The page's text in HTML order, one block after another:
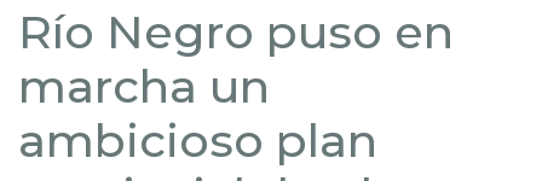
Río Negro puso en
marcha un
ambicioso plan